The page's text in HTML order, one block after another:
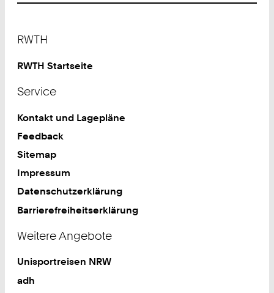
RWTH
RWTH Startseite
Service
Kontakt und Lagepläne
Feedback
Sitemap
Impressum
Datenschutzerklärung
Barrierefreiheitserklärung
Weitere Angebote
Unisportreisen NRW
adh